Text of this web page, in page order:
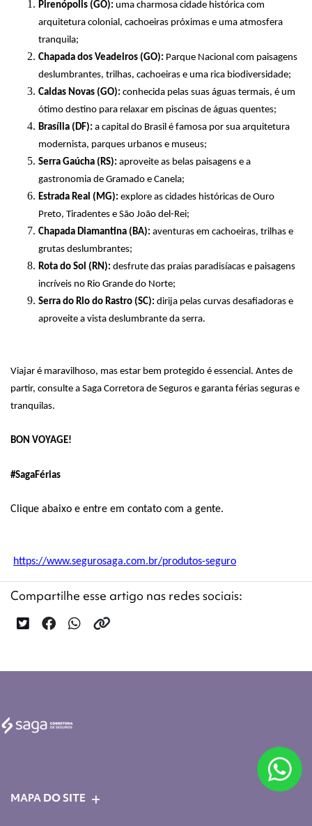
Pirenópolis (GO): uma charmosa cidade histórica com
arquitetura colonial, cachoeiras próximas e uma atmosfera
tranquila;
Chapada dos Veadeiros (GO): Parque Nacional com paisagens
deslumbrantes, trilhas, cachoeiras e uma rica biodiversidade;
Caldas Novas (GO): conhecida pelas suas águas termais, é um
ótimo destino para relaxar em piscinas de águas quentes;
Brasília (DF): a capital do Brasil é famosa por sua arquitetura
modernista, parques urbanos e museus;
Serra Gaúcha (RS): aproveite as belas paisagens e a
gastronomia de Gramado e Canela;
Estrada Real (MG): explore as cidades históricas de Ouro
Preto, Tiradentes e São João del-Rei;
Chapada Diamantina (BA): aventuras em cachoeiras, trilhas e
grutas deslumbrantes;
Rota do Sol (RN): desfrute das praias paradisíacas e paisagens
incríveis no Rio Grande do Norte;
Serra do Rio do Rastro (SC): dirija pelas curvas desafiadoras e
aproveite a vista deslumbrante da serra.
Viajar é maravilhoso, mas estar bem protegido é essencial. Antes de
partir, consulte a Saga Corretora de Seguros e garanta férias seguras e
tranquilas.
BON VOYAGE!
#SagaFérias
Clique abaixo e entre em contato com a gente.
https://www.segurosaga.com.br/produtos-seguro
Compartilhe esse artigo nas redes sociais:
MAPA DO SITE